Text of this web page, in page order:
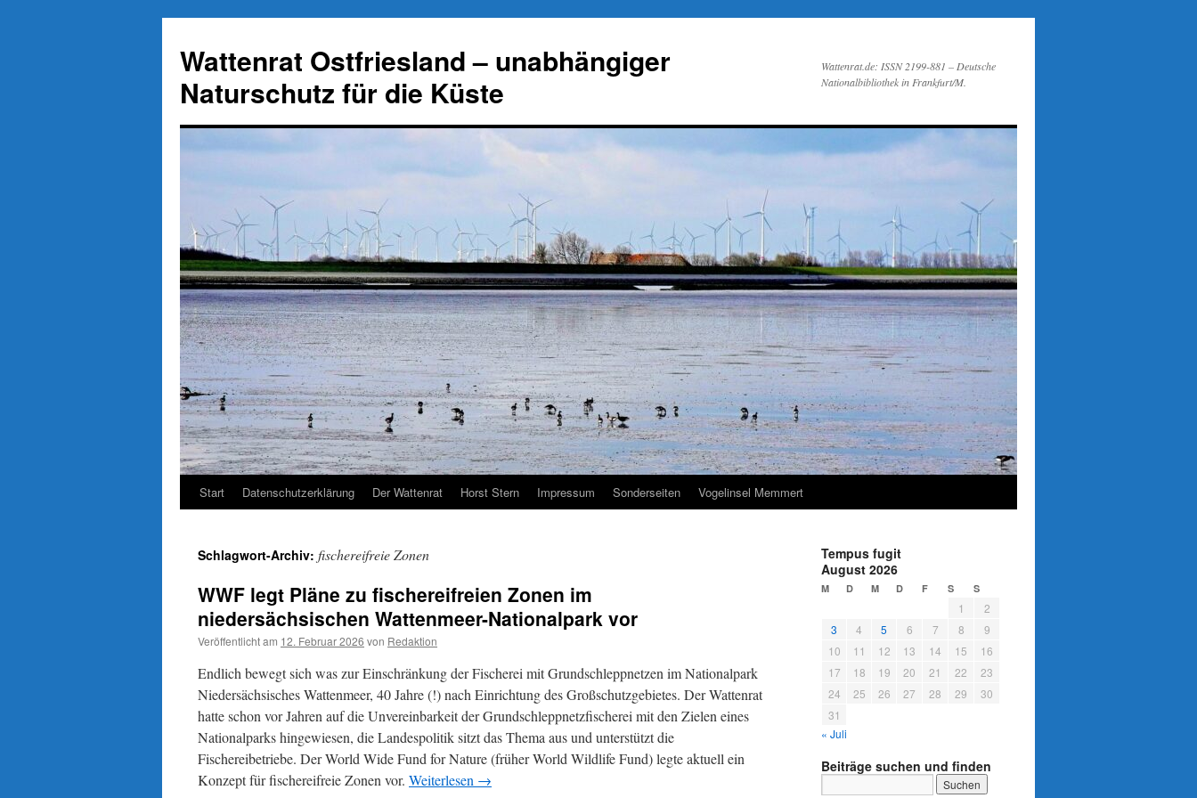
springen
Wattenrat Ostfriesland – unabhängiger
Naturschutz für die Küste
Wattenrat.de: ISSN 2199-881 – Deutsche
Nationalbibliothek in Frankfurt/M.
Start Datenschutzerklärung Der Wattenrat Horst Stern Impressum Sonderseiten Vogelinsel Memmert
Schlagwort-Archiv: fischereifreie Zonen
WWF legt Pläne zu fischereifreien Zonen im
niedersächsischen Wattenmeer-Nationalpark vor
Veröffentlicht am 12. Februar 2026 von Redaktion
Endlich bewegt sich was zur Einschränkung der Fischerei mit Grundschleppnetzen im Nationalpark
Niedersächsisches Wattenmeer, 40 Jahre (!) nach Einrichtung des Großschutzgebietes. Der Wattenrat
hatte schon vor Jahren auf die Unvereinbarkeit der Grundschleppnetzfischerei mit den Zielen eines
Nationalparks hingewiesen, die Landespolitik sitzt das Thema aus und unterstützt die
Fischereibetriebe. Der World Wide Fund for Nature (früher World Wildlife Fund) legte aktuell ein
Konzept für fischereifreie Zonen vor. Weiterlesen →
Tempus fugit
August 2026
M D M D F S S
1
2
3
4 5 6 7 8
9
10
11 12 13 14 15
16
17
18 19 20 21 22
23
24
25 26 27 28 29
30
31
« Juli
Beiträge suchen und finden